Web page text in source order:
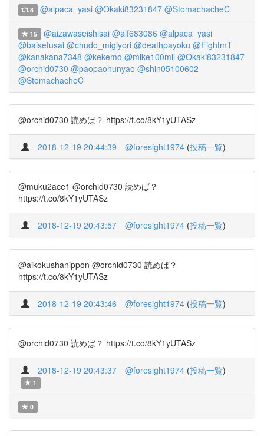
8 @alpaca_yasi @Okaki83231847 @StomachacheC
15 @aizawaseishisai @alf683086 @alpaca_yasi
@baisetusai @chudo_migiyori @deathpayoku @FightmT
@kanakana7348 @kekemo @mike100mil @Okaki83231847
@orchid0730 @paopaohunyao @shin05100602
@StomachacheC
@orchid0730 読めば？ https://t.co/8kY1yUTASz
2018-12-19 20:44:39 @foresight1974 (投稿一覧)
@muku2ace1 @orchid0730 読めば？
https://t.co/8kY1yUTASz
2018-12-19 20:43:57 @foresight1974 (投稿一覧)
@aikokushanippon @orchid0730 読めば？
https://t.co/8kY1yUTASz
2018-12-19 20:43:46 @foresight1974 (投稿一覧)
@orchid0730 読めば？ https://t.co/8kY1yUTASz
2018-12-19 20:43:37 @foresight1974 (投稿一覧)
1
0